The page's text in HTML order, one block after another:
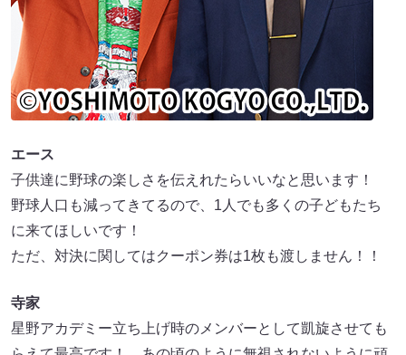
エース
子供達に野球の楽しさを伝えれたらいいなと思います！
野球人口も減ってきてるので、1人でも多くの子どもたち
に来てほしいです！
ただ、対決に関してはクーポン券は1枚も渡しません！！
寺家
星野アカデミー立ち上げ時のメンバーとして凱旋させても